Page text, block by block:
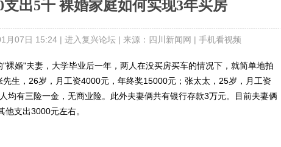
支出5千 裸婚家庭如何实现3年买房
月07日 15:24 | 进入复兴论坛| 来源：四川新闻网 | 手机看视频
婚"夫妻，大学毕业后一年，两人在没买房买车的情况下，就简单地拍
生，26岁，月工资4000元，年终奖15000元；张太太，25岁，月工资
均有三险一金，无商业险。此外夫妻俩共有银行存款3万元。目前夫妻俩
支出3000元左右。